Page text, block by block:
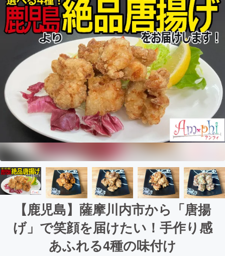
【鹿児島】薩摩川内市から「唐揚
げ」で笑顔を届けたい！手作り感
あふれる4種の味付け